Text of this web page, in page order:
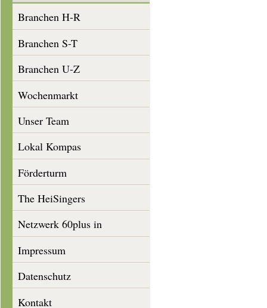
Branchen H-R
Branchen S-T
Branchen U-Z
Wochenmarkt
Unser Team
Lokal Kompas
Förderturm
The HeiSingers
Netzwerk 60plus in
Heisingen
Impressum
Datenschutz
Kontakt